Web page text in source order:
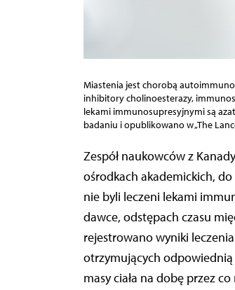
Miastenia jest chorobą
inhibitory cholinoesterazy,
lekami immunosupresyjnymi są
badaniu i opublikowano w „The
Zespół naukowców z Kanady i Stanów Zjednoczonych przeprowadził prospektywne badanie w 19
ośrodkach akademickich,
nie byli leczeni lekami
dawce, odstępach czasu
rejestrowano wyniki
otrzymujących
masy ciała na dobę przez